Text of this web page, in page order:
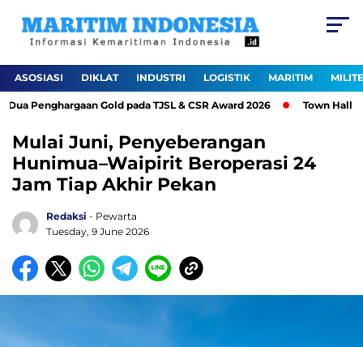
ASOSIASI DIKLAT INDUSTRI LOGISTIK MARITIM
Penghargaan Gold pada TJSL & CSR Award 2026 Town Hall
Mulai Juni, Penyeberangan
Hunimua–Waipirit Beroperasi 24
Jam Tiap Akhir Pekan
Redaksi - Pewarta
Tuesday, 9 June 2026